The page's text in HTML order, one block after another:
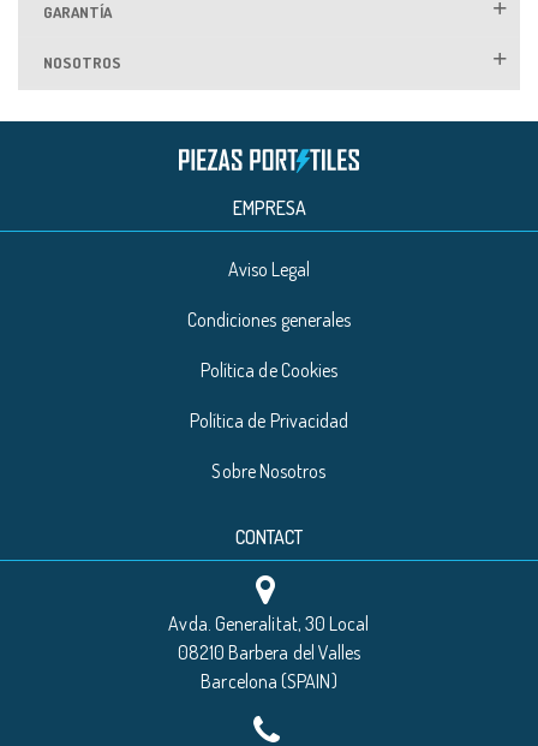
GARANTÍA
NOSOTROS
EMPRESA
Aviso Legal
Condiciones generales
Política de Cookies
Política de Privacidad
Sobre Nosotros
CONTACT
Avda. Generalitat, 30 Local
08210 Barbera del Valles
Barcelona (SPAIN)